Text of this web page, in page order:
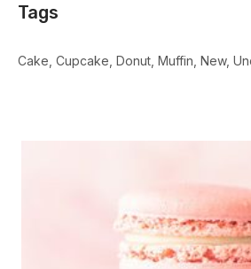
Tags
Cake Cupcake Donut Muffin New